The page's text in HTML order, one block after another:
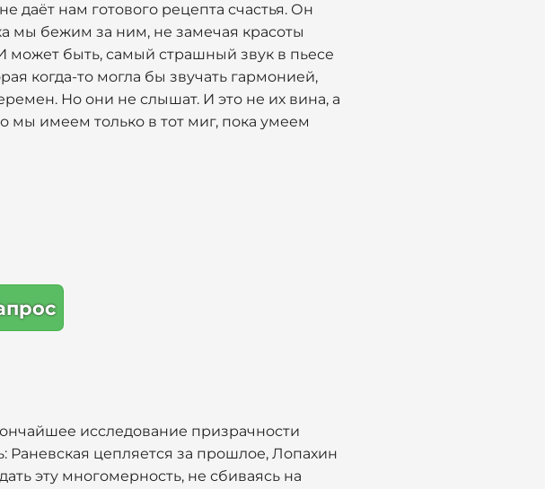
даёт нам готового рецепта счастья. Он
мы бежим за ним, не замечая красоты
может быть, самый страшный звук в пьесе
когда-то могла бы звучать гармонией,
Но они не слышат. И это не их вина, а
мы имеем только в тот миг, пока умеем
исследование призрачности
Раневская цепляется за прошлое, Лопахин
эту многомерность, не сбиваясь на